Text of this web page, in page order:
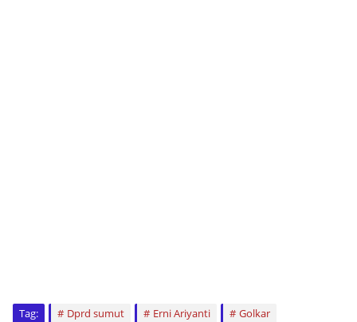
Tag: Dprd sumut Erni Ariyanti
Golkar